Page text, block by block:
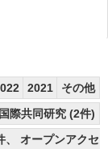
2021
その他
国際共同研究 (2件)
、 オープンアクセ